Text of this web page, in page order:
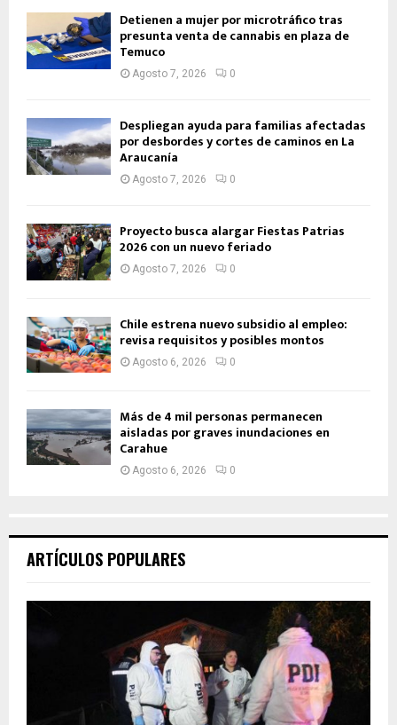
Detienen a mujer por microtráfico tras
presunta venta de cannabis en plaza de
Temuco
Agosto 7, 2026 0
Despliegan ayuda para familias afectadas
por desbordes y cortes de caminos en La
Araucanía
Agosto 7, 2026 0
Proyecto busca alargar Fiestas Patrias
2026 con un nuevo feriado
Agosto 7, 2026 0
Chile estrena nuevo subsidio al empleo:
revisa requisitos y posibles montos
Agosto 6, 2026 0
Más de 4 mil personas permanecen
aisladas por graves inundaciones en
Carahue
Agosto 6, 2026 0
ARTÍCULOS POPULARES